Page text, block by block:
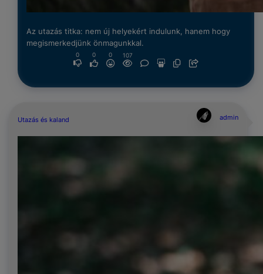
Az utazás titka: nem új helyekért indulunk, hanem hogy
megismerkedjünk önmagunkkal.
0 0 0 107
Utazás és kaland admin